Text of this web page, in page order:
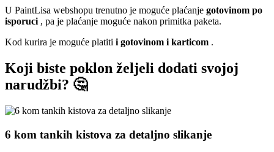
U PaintLisa webshopu trenutno je moguće plaćanje gotovinom po
isporuci , pa je plaćanje moguće nakon primitka paketa.
Kod kurira je moguće platiti i gotovinom i karticom .
Koji biste poklon željeli dodati svojoj
narudžbi? 🤔
6 kom tankih kistova za detaljno slikanje